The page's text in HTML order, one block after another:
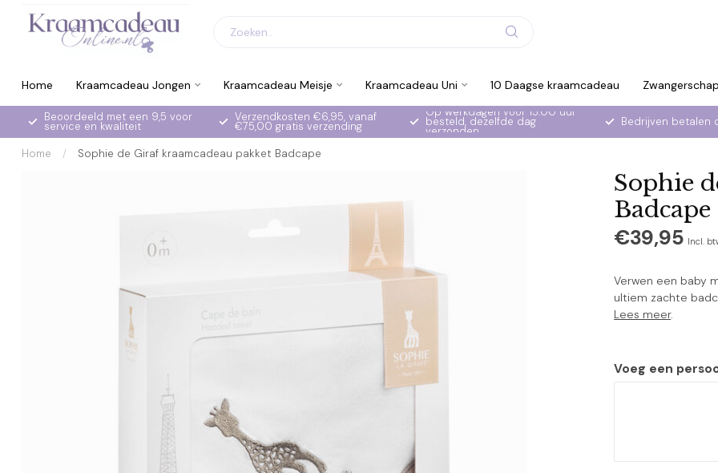
Home Kraamcadeau Jongen Kraamcadeau Meisje Kraamcadeau Uni 10 Daagse kraamcadeau Zwangerschap
Beoordeeld met een 9,5 voor
service en kwaliteit
Verzendkosten €6,95, vanaf
€75,00 gratis verzending
Op werkdagen voor 15:00 uur
besteld, dezelfde dag
verzonden
Bedrijven betalen
Home / Sophie de Giraf kraamcadeau pakket Badcape
Sophie
Badcape
€39,95 Incl.
Verwen een baby
ultiem zachte
Lees meer.
Voeg een